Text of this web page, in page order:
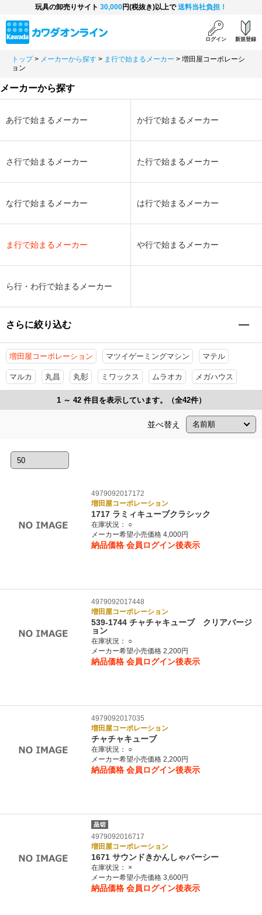
玩具の卸売りサイト 30,000円(税抜き)以上で送料当社負担！
ログイン 新規登録
トップ > メーカーから探す > ま行で始まるメーカー > 増田屋コーポレーシ
ョン
メーカーから探す
あ行で始まるメーカー か行で始まるメーカー
さ行で始まるメーカー た行で始まるメーカー
な行で始まるメーカー は行で始まるメーカー
ま行で始まるメーカー や行で始まるメーカー
ら行・わ行で始まるメーカー
さらに絞り込む
増田屋コーポレーション マツイゲーミングマシン マテル
マルカ 丸昌 丸彰 ミワックス ムラオカ メガハウス
1 ～ 42 件目を表示しています。（全42件）
並べ替え
4979092017172
増田屋コーポレーション
1717 ラミィキューブクラシック
在庫状況：
○
メーカー希望小売価格 4,000円
納品価格 会員ログイン後表示
4979092017448
増田屋コーポレーション
539-1744 チャチャキューブ クリアバージ
ョン
在庫状況：
○
メーカー希望小売価格 2,200円
納品価格 会員ログイン後表示
4979092017035
増田屋コーポレーション
チャチャキューブ
在庫状況：
○
メーカー希望小売価格 2,200円
納品価格 会員ログイン後表示
4979092016717
増田屋コーポレーション
1671 サウンドきかんしゃパーシー
在庫状況：
×
メーカー希望小売価格 3,600円
納品価格 会員ログイン後表示